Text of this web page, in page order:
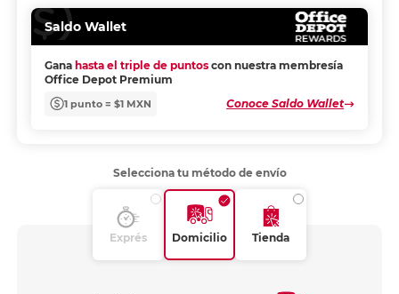
Saldo Wallet
Gana hasta el triple de puntos con nuestra membresía
Office Depot Premium
1 punto = $1 MXN Conoce Saldo Wallet
Selecciona tu método de envío
Exprés Domicilio Tienda